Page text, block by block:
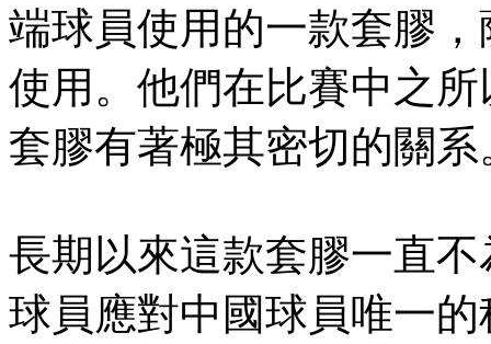
端球員使用的一款套膠
使用。他們在比賽中之
套膠有著極其密切的關系
長期以來這款套膠一直
球員應對中國球員唯一